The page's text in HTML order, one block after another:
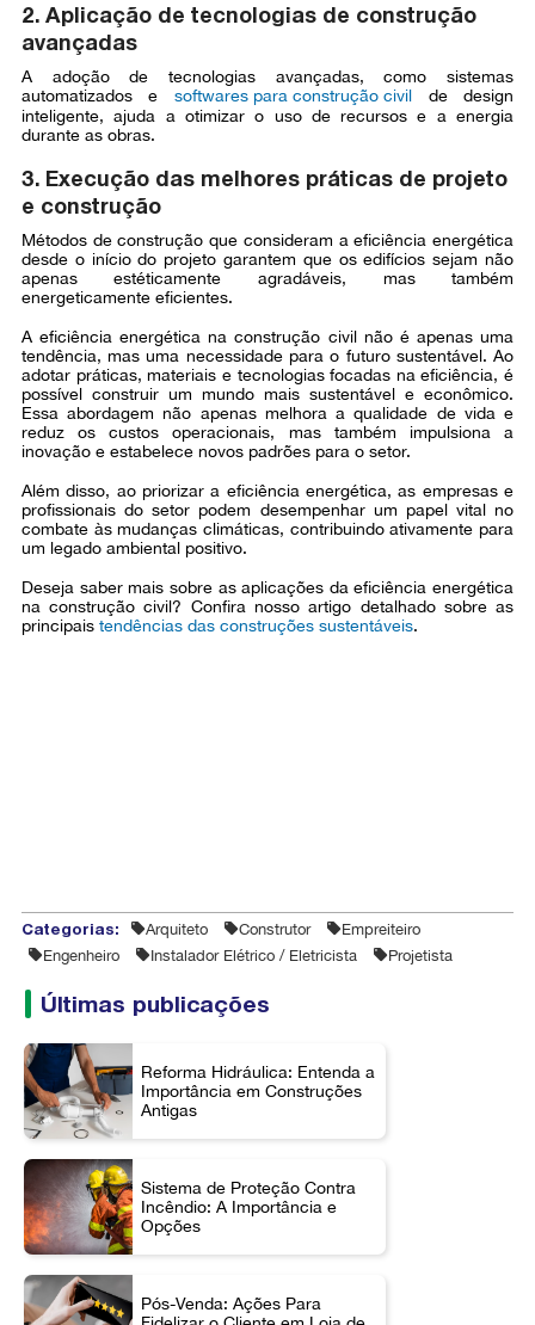
2. Aplicação de tecnologias de construção
avançadas
A adoção de tecnologias avançadas, como sistemas
automatizados e softwares para construção civil de design
inteligente, ajuda a otimizar o uso de recursos e a energia
durante as obras.
3. Execução das melhores práticas de projeto
e construção
Métodos de construção que consideram a eficiência energética
desde o início do projeto garantem que os edifícios sejam não
apenas estéticamente agradáveis, mas também
energeticamente eficientes.
A eficiência energética na construção civil não é apenas uma
tendência, mas uma necessidade para o futuro sustentável. Ao
adotar práticas, materiais e tecnologias focadas na eficiência, é
possível construir um mundo mais sustentável e econômico.
Essa abordagem não apenas melhora a qualidade de vida e
reduz os custos operacionais, mas também impulsiona a
inovação e estabelece novos padrões para o setor.
Além disso, ao priorizar a eficiência energética, as empresas e
profissionais do setor podem desempenhar um papel vital no
combate às mudanças climáticas, contribuindo ativamente para
um legado ambiental positivo.
Deseja saber mais sobre as aplicações da eficiência energética
na construção civil? Confira nosso artigo detalhado sobre as
principais tendências das construções sustentáveis.
Categorias: Arquiteto Construtor
Empreiteiro
Engenheiro
Instalador Elétrico / Eletricista Projetista
Últimas publicações
Reforma Hidráulica: Entenda a
Importância em Construções
Antigas
Sistema de Proteção Contra
Incêndio: A Importância e
Opções
Pós-Venda: Ações Para